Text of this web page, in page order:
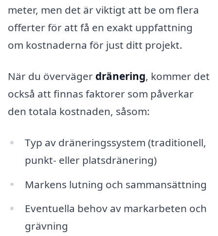
meter, men det är viktigt att be om flera
offerter för att få en exakt uppfattning
om kostnaderna för just ditt projekt.
När du överväger dränering, kommer det
också att finnas faktorer som påverkar
den totala kostnaden, såsom:
Typ av dräneringssystem (traditionell,
punkt- eller platsdränering)
Markens lutning och sammansättning
Eventuella behov av markarbeten och
grävning